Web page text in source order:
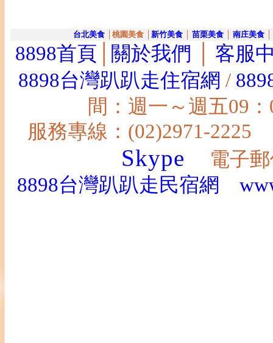
台北美食 │桃園美食 │ 新竹美食 苗栗美食 南庄美食
8898首頁 關於我們
客服
8898台灣趴趴走住宿網 /
間：週一～週五09
服務專線：(02)2971-
Skype 電子郵
8898台灣趴趴走民宿網